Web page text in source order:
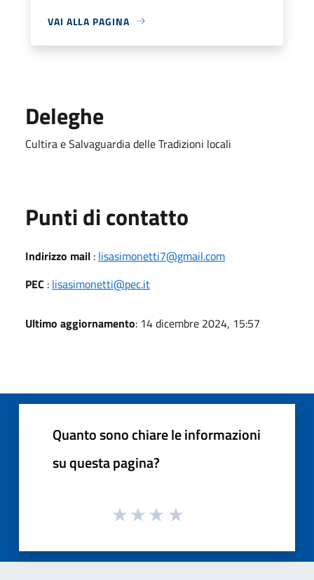
VAI ALLA PAGINA
Deleghe
Cultira e Salvaguardia delle Tradizioni locali
Punti di contatto
Indirizzo mail : lisasimonetti7@gmail.com
PEC : lisasimonetti@pec.it
Ultimo aggiornamento: 14 dicembre 2024, 15:57
Quanto sono chiare le informazioni
su questa pagina?